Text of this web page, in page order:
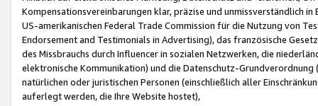
Kompensationsvereinbarungen klar, präzise und unmissverständlich
US-amerikanischen Federal Trade Commission für die Nutzung von
Endorsement and Testimonials in Advertising), das französische
des Missbrauchs durch Influencer in sozialen Netzwerken, die
elektronische Kommunikation) und die Datenschutz-
natürlichen oder juristischen Personen (einschließlich aller
auferlegt werden, die Ihre Website hostet),